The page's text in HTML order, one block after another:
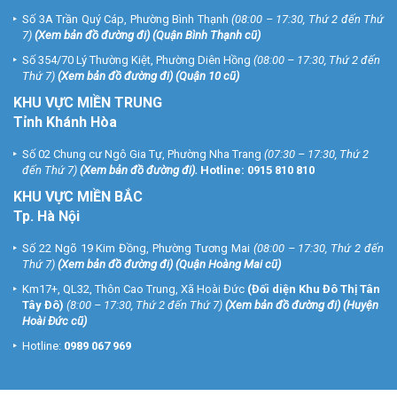
Số 3A Trần Quý Cáp, Phường Bình Thạnh (08:00 – 17:30, Thứ 2 đến Thứ
7) (Xem bản đồ đường đi) (Quận Bình Thạnh cũ)
Số 354/70 Lý Thường Kiệt, Phường Diên Hồng (08:00 – 17:30, Thứ 2 đến
Thứ 7) (Xem bản đồ đường đi) (Quận 10 cũ)
KHU VỰC MIỀN TRUNG
Tỉnh Khánh Hòa
Số 02 Chung cư Ngô Gia Tự, Phường Nha Trang (07:30 – 17:30, Thứ 2
đến Thứ 7) (Xem bản đồ đường đi). Hotline: 0915 810 810
KHU VỰC MIỀN BẮC
Tp. Hà Nội
Số 22 Ngõ 19 Kim Đồng, Phường Tương Mai (08:00 – 17:30, Thứ 2 đến
Thứ 7) (Xem bản đồ đường đi) (Quận Hoàng Mai cũ)
Km17+, QL32, Thôn Cao Trung, Xã Hoài Đức (Đối diện Khu Đô Thị Tân
Tây Đô) (8:00 – 17:30, Thứ 2 đến Thứ 7) (Xem bản đồ đường đi) (Huyện
Hoài Đức cũ)
Hotline: 0989 067 969